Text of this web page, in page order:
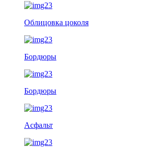
Облицовка цоколя
Бордюры
Бордюры
Асфальт